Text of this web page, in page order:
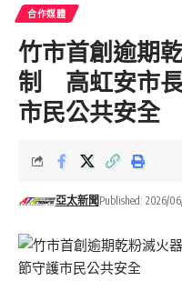
合作媒體
竹市首創逾期
制 高虹安市
市民公共安全
亞太新聞 Published: 2026/